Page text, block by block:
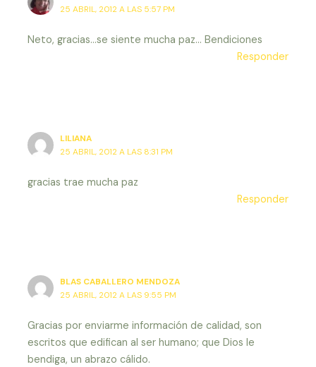
25 ABRIL, 2012 A LAS 5:57 PM
Neto, gracias…se siente mucha paz… Bendiciones
Responder
LILIANA
25 ABRIL, 2012 A LAS 8:31 PM
gracias trae mucha paz
Responder
BLAS CABALLERO MENDOZA
25 ABRIL, 2012 A LAS 9:55 PM
Gracias por enviarme información de calidad, son
escritos que edifican al ser humano; que Dios le
bendiga, un abrazo cálido.